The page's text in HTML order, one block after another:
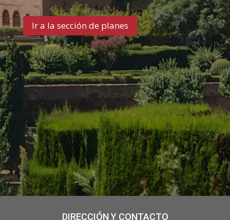
Ir a la sección de planes
DIRECCIÓN Y CONTACTO